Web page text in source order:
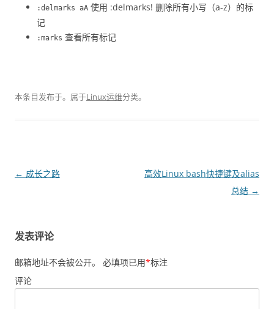
:delmarks aA 使用 :delmarks! 删除所有小写（a-z）的标
记
:marks 查看所有标记
本条目发布于。属于Linux运维分类。
文
← 成长之路
高效Linux bash快捷键及alias
总结 →
发表评论
邮箱地址不会被公开。 必填项已用*标注
评论